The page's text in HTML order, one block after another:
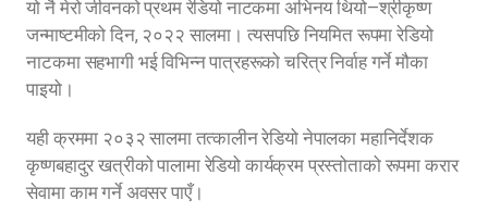
यो नै मेरो जीवनको प्रथम रेडियो नाटकमा अभिनय थियो—श्रीकृष्ण
जन्माष्टमीको दिन, २०२२ सालमा। त्यसपछि नियमित रूपमा रेडियो
नाटकमा सहभागी भई विभिन्न पात्रहरूको चरित्र निर्वाह गर्ने मौका
पाइयो।
यही क्रममा २०३२ सालमा तत्कालीन रेडियो नेपालका महानिर्देशक
कृष्णबहादुर खत्रीको पालामा रेडियो कार्यक्रम प्रस्तोताको रूपमा करार
सेवामा काम गर्ने अवसर पाएँ।